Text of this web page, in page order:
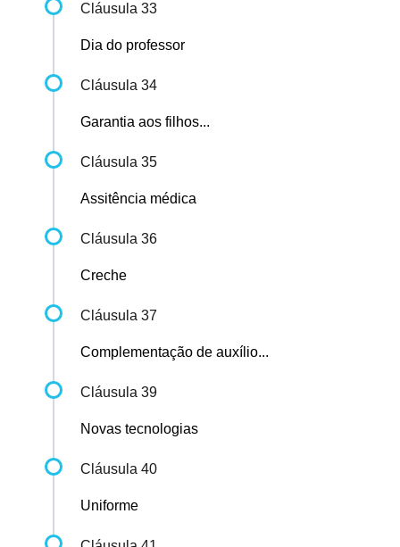
Cláusula 33
Dia do professor
Cláusula 34
Garantia aos filhos...
Cláusula 35
Assitência médica
Cláusula 36
Creche
Cláusula 37
Complementação de auxílio...
Cláusula 39
Novas tecnologias
Cláusula 40
Uniforme